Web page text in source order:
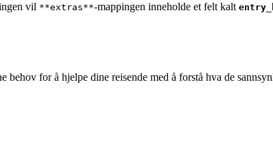
vil **extras**-mappingen inneholde et felt kalt
for å hjelpe dine reisende med å forstå hva de